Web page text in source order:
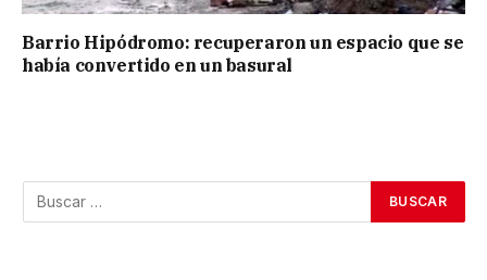
Barrio Hipódromo: recuperaron un espacio que se
había convertido en un basural